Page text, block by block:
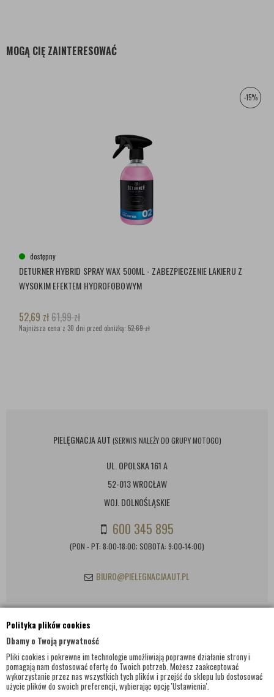
Polityka plików cookies
Dbamy o Twoją prywatność
Pliki cookies i pokrewne im technologie umożliwiają poprawne działanie strony i
pomagają nam dostosować ofertę do Twoich potrzeb. Możesz zaakceptować
wykorzystanie przez nas wszystkich tych plików i przejść do sklepu lub dostosować
użycie plików do swoich preferencji, wybierając opcję 'Ustawienia'.
MOGĄ CIĘ ZAINTERESOWAĆ
-15%
dostępny
DETURNER HYBRID SPRAY WAX 500ML - ZABEZPIECZENIE LAKIERU Z
WYSOKIM EFEKTEM HYDROFOBOWYM
52,69 zł61,99zł
Najniższa cena z 30 dni przed obniżką: 52,69 zł
PIELĘGNACJA AUT (SERWIS NALEŻY DO GRUPY MOTOGO)
UL. OPOLSKA 161 A
52-013 WROCŁAW
WOJ. DOLNOŚLĄSKIE
600 345 895
(PON - PT: 8:00-18:00; SOBOTA: 9:00-14:00)
BIURO@PIELEGNACJAAUT.PL
INFORMACJE KONTAKTOWE